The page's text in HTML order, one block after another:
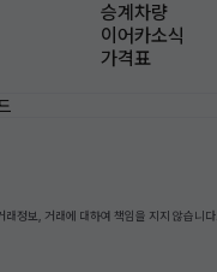
승계차량
이어카소식
가격표
정보, 거래에 대하여 책임을 지지 않습니다.